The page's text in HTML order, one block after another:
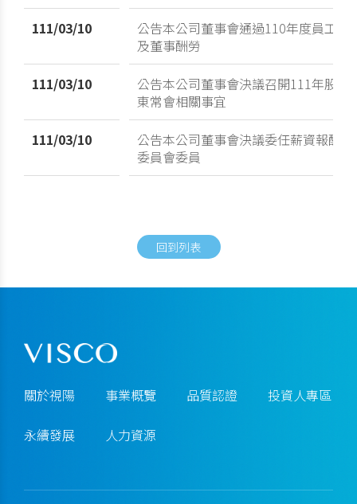
111/03/10
公告本公司董事會通過110年度員工
及董事酬勞
111/03/10
公告本公司董事會決議召開111年股
東常會相關事宜
111/03/10
公告本公司董事會決議委任薪資報酬
委員會委員
回到列表
關於視陽 事業概覽 品質認證 投資人專區
永續發展 人力資源